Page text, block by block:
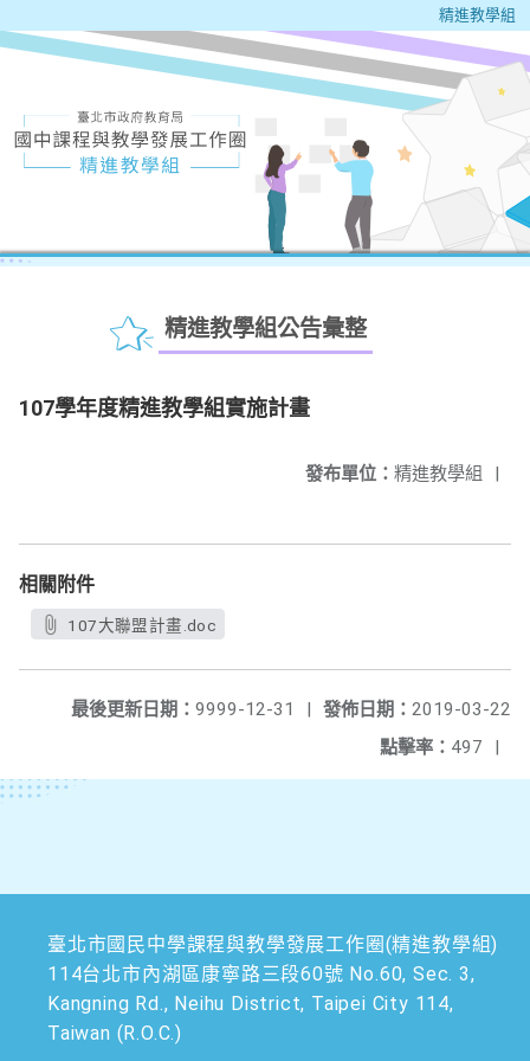
精進教學組
精進教學組公告彙整
107學年度精進教學組實施計畫
發布單位： 精進教學組 |
相關附件
107大聯盟計畫.doc
發佈日期： 2019-03-22
最後更新日期： 9999-12-31
|
點擊率： 497 |
臺北市國民中學課程與教學發展工作圈(精進教學組)
114台北市內湖區康寧路三段60號 No.60, Sec. 3,
Kangning Rd., Neihu District, Taipei City 114,
Taiwan (R.O.C.)